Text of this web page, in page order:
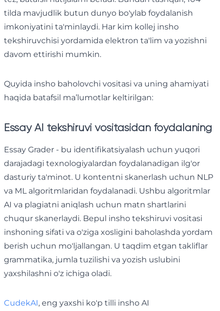
tilda mavjudlik butun dunyo bo'ylab foydalanish
imkoniyatini ta'minlaydi. Har kim kollej insho
tekshiruvchisi yordamida elektron ta'lim va yozishni
davom ettirishi mumkin.
Quyida insho baholovchi vositasi va uning ahamiyati
haqida batafsil ma’lumotlar keltirilgan:
Essay AI tekshiruvi vositasidan foydalaning
Essay Grader - bu identifikatsiyalash uchun yuqori
darajadagi texnologiyalardan foydalanadigan ilg'or
dasturiy ta'minot. U kontentni skanerlash uchun NLP
va ML algoritmlaridan foydalanadi. Ushbu algoritmlar
AI va plagiatni aniqlash uchun matn shartlarini
chuqur skanerlaydi. Bepul insho tekshiruvi vositasi
inshoning sifati va o'ziga xosligini baholashda yordam
berish uchun mo'ljallangan. U taqdim etgan takliflar
grammatika, jumla tuzilishi va yozish uslubini
yaxshilashni o'z ichiga oladi.
CudekAI, eng yaxshi ko'p tilli insho AI